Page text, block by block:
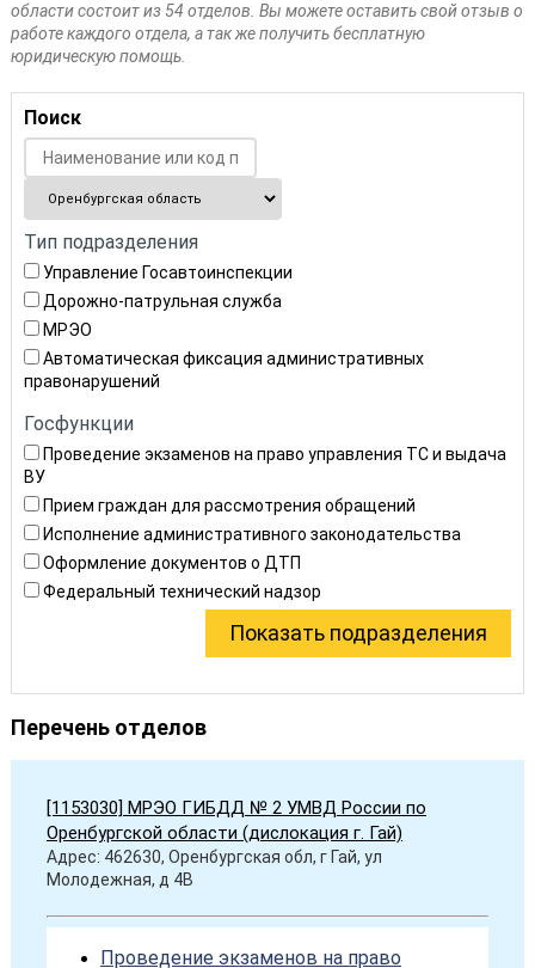
области состоит из 54 отделов. Вы можете оставить свой отзыв о
работе каждого отдела, а так же получить бесплатную
юридическую помощь.
Поиск
Тип подразделения
Управление Госавтоинспекции
Дорожно-патрульная служба
МРЭО
Автоматическая фиксация административных
правонарушений
Госфункции
Проведение экзаменов на право управления ТС и выдача
ВУ
Прием граждан для рассмотрения обращений
Исполнение административного законодательства
Оформление документов о ДТП
Федеральный технический надзор
Перечень отделов
[1153030] МРЭО ГИБДД № 2 УМВД России по
Оренбургской области (дислокация г. Гай)
Адрес: 462630, Оренбургская обл, г Гай, ул
Молодежная, д 4В
Проведение экзаменов на право